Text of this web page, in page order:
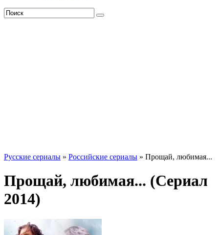
Русские сериалы » Российские сериалы » Прощай, любимая...
Прощай, любимая... (Сериал
2014)